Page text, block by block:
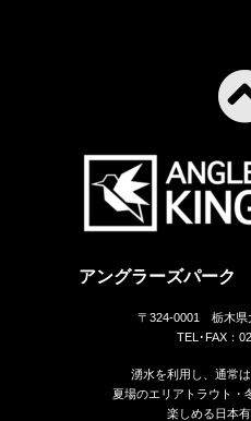
アングラーズパーク
〒324-0001 栃木県
TEL･FAX：
湧水を利用し、通常
夏場のエリアトラウト・
楽しめる日本有